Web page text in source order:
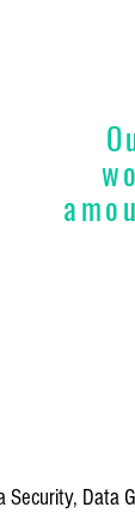
Data